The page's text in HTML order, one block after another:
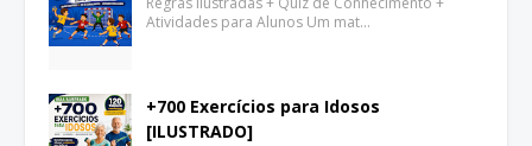
Atividades para Alunos Um mat…
+700 Exercícios para Idosos
[ILUSTRADO]